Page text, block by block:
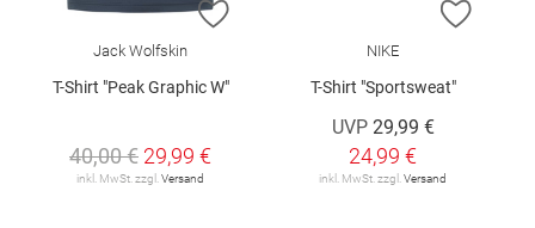
ZUR WUNSCHLISTE HINZUFÜGEN
Jack Wolfskin
T-Shirt "Peak Graphic W"
40,00 € 29,99 €
inkl. MwSt. zzgl. Versand
ZUR
NIKE
T-Shirt "Sportsweat"
UVP 29,99 €
24,99 €
inkl. MwSt. zzgl. Versand